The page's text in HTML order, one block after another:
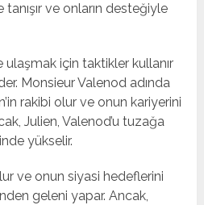
tanışır ve onların desteğiyle
ulaşmak için taktikler kullanır
Monsieur Valenod adında
rakibi olur ve onun kariyerini
Julien, Valenod’u tuzağa
yükselir.
ve onun siyasi hedeflerini
geleni yapar. Ancak,